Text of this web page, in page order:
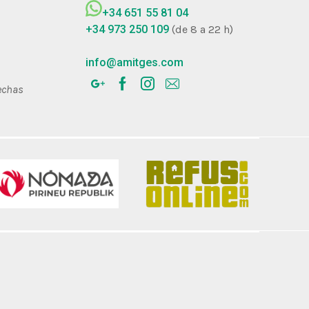
+34 651 55 81 04
+34 973 250 109 (de 8 a 22 h)
info@amitges.com